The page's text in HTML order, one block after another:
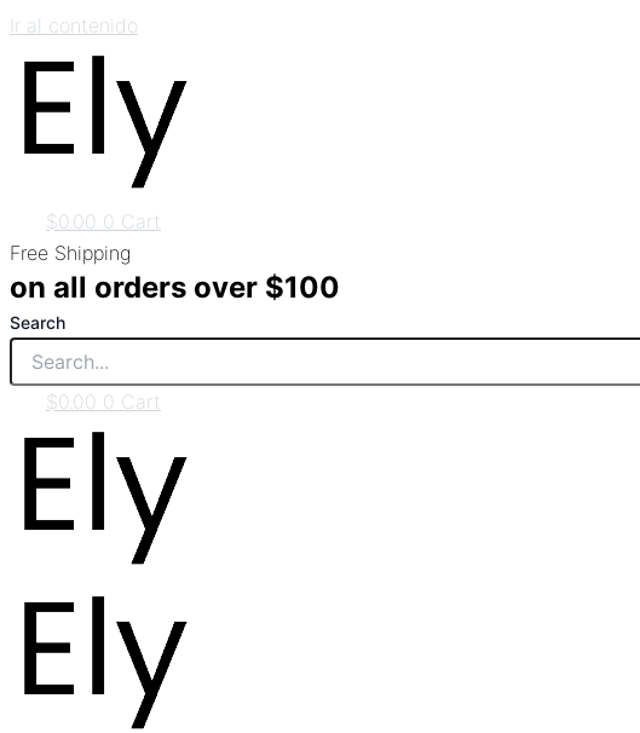
Ir al contenido
$0.00 0 Cart
Free Shipping
on all orders over $100
Search
$0.00 0 Cart